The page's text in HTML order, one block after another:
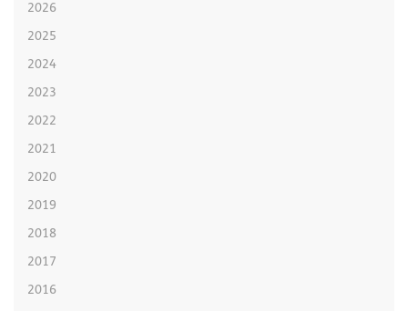
2026
2025
2024
2023
2022
2021
2020
2019
2018
2017
2016